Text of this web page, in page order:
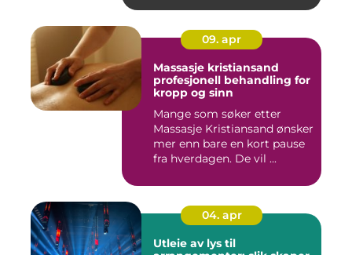
09. apr
Massasje kristiansand
profesjonell behandling for
kropp og sinn
Mange som søker etter
Massasje Kristiansand ønsker
mer enn bare en kort pause
fra hverdagen. De vil ...
04. apr
Utleie av lys til